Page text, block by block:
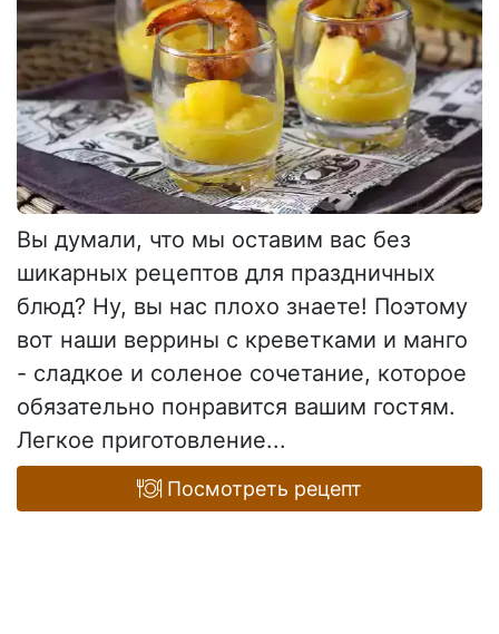
Вы думали, что мы оставим вас без
шикарных рецептов для праздничных
блюд? Ну, вы нас плохо знаете! Поэтому
вот наши веррины с креветками и манго
- сладкое и соленое сочетание, которое
обязательно понравится вашим гостям.
Легкое приготовление...
Посмотреть рецепт